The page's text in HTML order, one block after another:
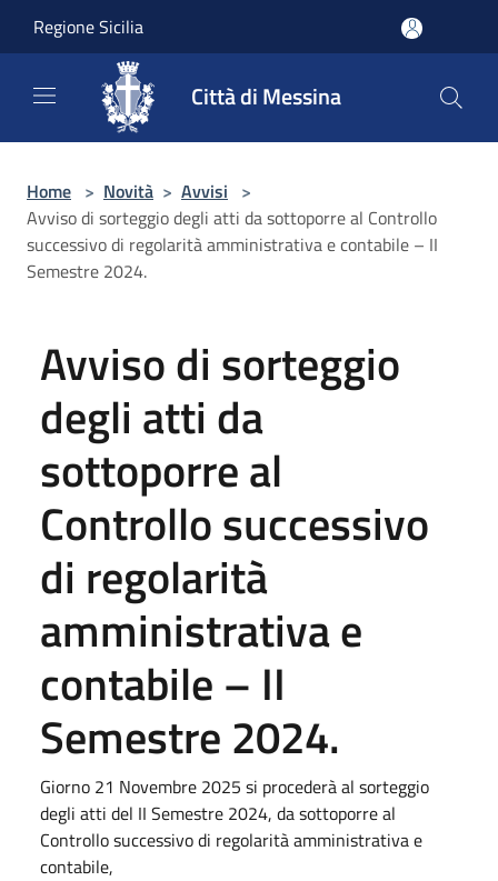
Regione Sicilia
Città di Messina
Home > Novità > Avvisi >
Avviso di sorteggio degli atti da sottoporre al Controllo
successivo di regolarità amministrativa e contabile – II
Semestre 2024.
Avviso di sorteggio
degli atti da
sottoporre al
Controllo successivo
di regolarità
amministrativa e
contabile – II
Semestre 2024.
Giorno 21 Novembre 2025 si procederà al sorteggio
degli atti del II Semestre 2024, da sottoporre al
Controllo successivo di regolarità amministrativa e
contabile,